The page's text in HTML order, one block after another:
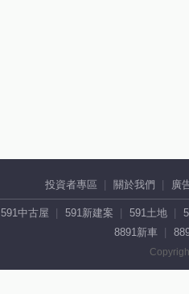
投資者專區 關於我們 廣
591中古屋 591新建案 591土地
8891新車